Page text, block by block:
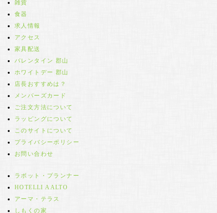
雑貨
食器
求人情報
アクセス
家具配送
バレンタイン 郡山
ホワイトデー 郡山
店長おすすめは？
メンバーズカード
ご注文方法について
ラッピングについて
このサイトについて
プライバシーポリシー
お問い合わせ
ラボット・プランナー
HOTELLI AALTO
アーマ・テラス
しもくの家